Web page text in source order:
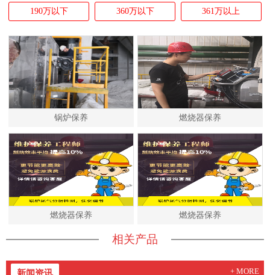
190万以下 360万以下 361万以上
锅炉保养 燃烧器保养
燃烧器保养 燃烧器保养
相关产品
新闻资讯 + MORE